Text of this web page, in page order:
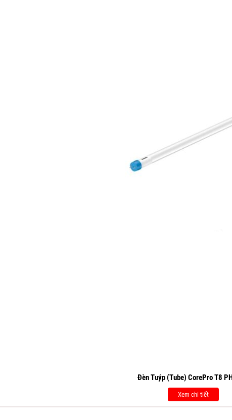
Đèn Tuýp (Tube) CorePro T8
Xem chi tiết